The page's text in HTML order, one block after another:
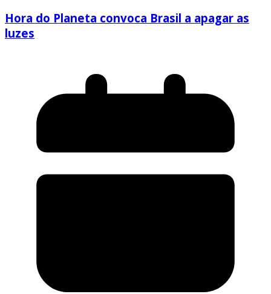
Hora do Planeta convoca Brasil a apagar as
luzes